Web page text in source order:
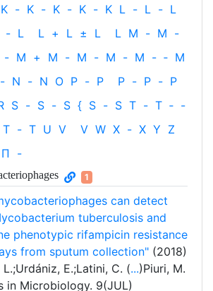
K - K - K - K - K L - L - L
- L L + L ± L L M - M -
- M + M - M - M - M - ‐ M
- N - N O P - P P - P - P
S - S - S { S - S T - T ‐ -
T - T U V V W X - X Y Z
Π -
1
can detect
tuberculosis and
phenotypic rifampicin resistance
from sputum collection" (2018)
L.;Urdániz, E.;Latini, C. (...)Piuri, M.
in Microbiology. 9(JUL)